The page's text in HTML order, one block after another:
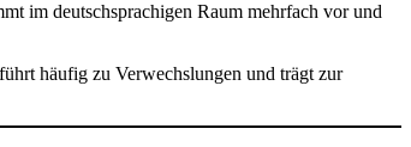
im deutschsprachigen Raum mehrfach vor und
häufig zu Verwechslungen und trägt zur